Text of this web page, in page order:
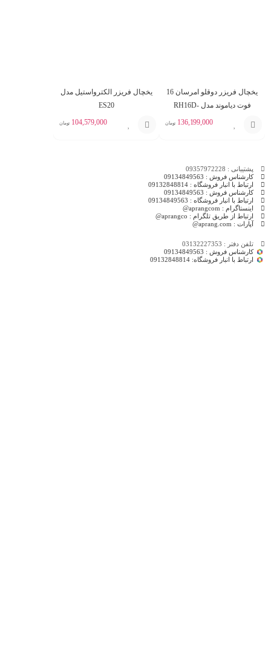
یخچال فریزر دوقلو امرسان 16
فوت دیاموند مدل RH16D-
FN16D
136,199,000 تومان
یخچال فریزر الکترواستیل مدل
ES20
104,579,000 تومان
پشتیبانی : 09357972228
کارشناس فروش : 09134849563
ارتباط با انبار فروشگاه : 09132848814
کارشناس فروش : 09134849563
ارتباط با انبار فروشگاه : 09134849563
اینستاگرام : aprangcom@
ارتباط از طریق تلگرام : aprangco@
آپارات : aprang.com@
تلفن دفتر : 03132227353
کارشناس فروش : 09134849563
ارتباط با انبار فروشگاه: 09132848814